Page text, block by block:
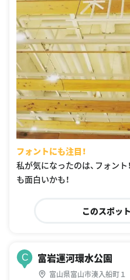
フォントにも注目！
私が気になったのは、フォン
も面白いかも！
このスポッ
C 富岩運河環水公園
富山県富山市湊入船町１